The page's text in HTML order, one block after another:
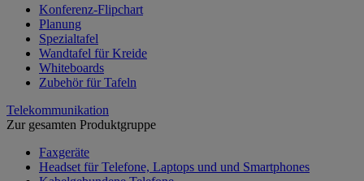
Konferenz-Flipchart
Planung
Spezialtafel
Wandtafel für Kreide
Whiteboards
Zubehör für Tafeln
Telekommunikation
Zur gesamten Produktgruppe
Faxgeräte
Headset für Telefone, Laptops und und Smartphones